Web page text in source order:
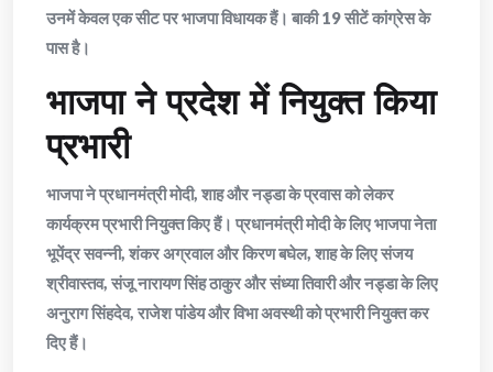
उनमें केवल एक सीट पर भाजपा विधायक हैं। बाकी 19 सीटें कांग्रेस के
पास है।
भाजपा ने प्रदेश में नियुक्त किया
प्रभारी
भाजपा ने प्रधानमंत्री मोदी, शाह और नड्डा के प्रवास को लेकर
कार्यक्रम प्रभारी नियुक्त किए हैं। प्रधानमंत्री मोदी के लिए भाजपा नेता
भूपेंद्र सवन्नी, शंकर अग्रवाल और किरण बघेल, शाह के लिए संजय
श्रीवास्तव, संजू नारायण सिंह ठाकुर और संध्या तिवारी और नड्डा के लिए
अनुराग सिंहदेव, राजेश पांडेय और विभा अवस्थी को प्रभारी नियुक्त कर
दिए हैं।